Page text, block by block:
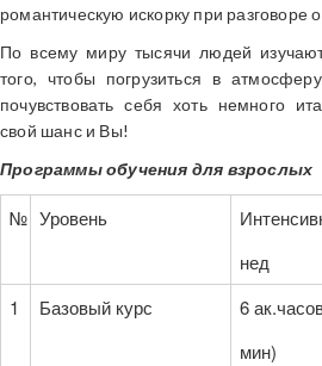
романтическую искорку при разговоре
По всему миру тысячи людей
того, чтобы погрузиться в
почувствовать себя хоть немного
свой шанс и Вы!
Программы обучения для взрослых
№ Уровень
нед
1
Базовый курс
6
мин)